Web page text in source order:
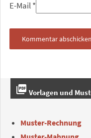
E-Mail*
picture_as_pdf Vorlagen und
Muster-Rechnung